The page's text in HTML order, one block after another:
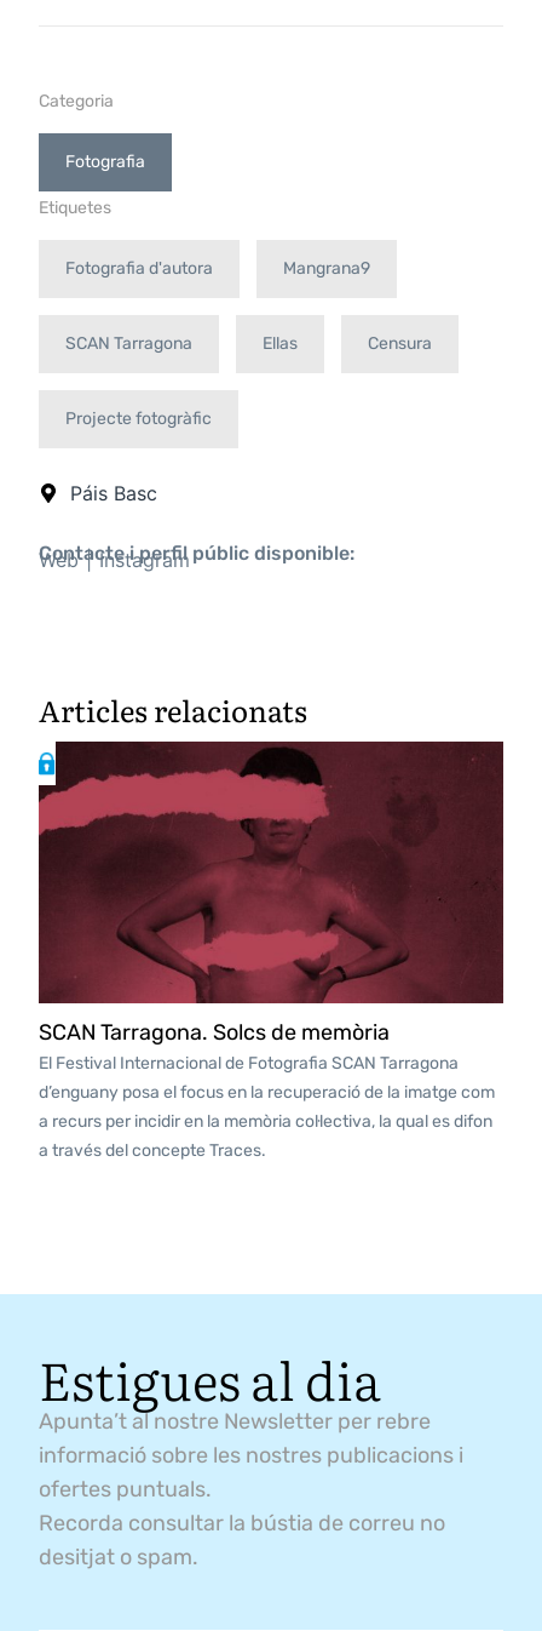
Categoria
Fotografia
Etiquetes
Fotografia d'autora Mangrana9
SCAN Tarragona Ellas Censura
Projecte fotogràfic
Páis Basc
Contacte i perfil públic disponible:
Web Instagram
Articles relacionats
SCAN Tarragona. Solcs de memòria
El Festival Internacional de Fotografia SCAN Tarragona
d’enguany posa el focus en la recuperació de la imatge com
a recurs per incidir en la memòria col·lectiva, la qual es difon
a través del concepte Traces.
Estigues al dia
Apunta’t al nostre Newsletter per rebre
informació sobre les nostres publicacions i
ofertes puntuals.
Recorda consultar la bústia de correu no
desitjat o spam.